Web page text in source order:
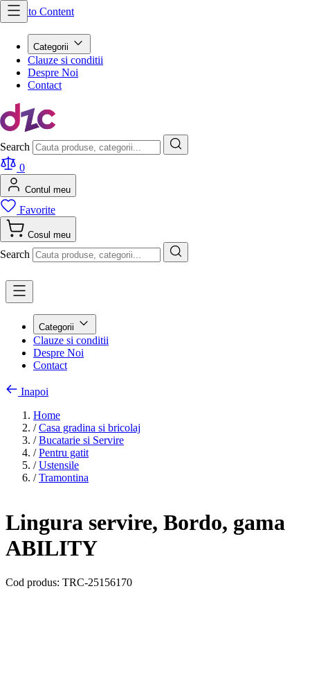
Skip to Content
Categorii
Clauze si conditii
Despre Noi
Contact
Search
0
Contul meu
Favorite
Cosul meu
Search
Categorii
Clauze si conditii
Despre Noi
Contact
Inapoi
Home
/ Casa gradina si bricolaj
/ Bucatarie si Servire
/ Pentru gatit
/ Ustensile
/ Tramontina
Lingura servire, Bordo, gama
ABILITY
Cod produs: TRC-25156170